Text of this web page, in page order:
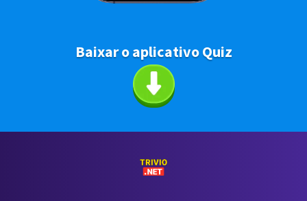
Baixar o aplicativo Quiz